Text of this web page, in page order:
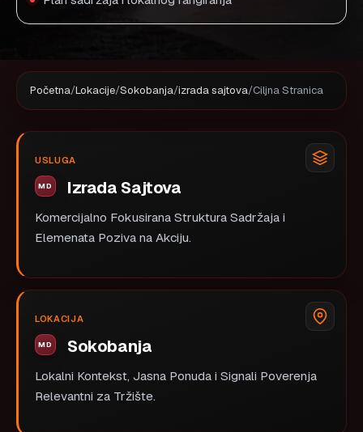
Početna/Lokacije/Sokobanja/izrada sajtova/Ciljna Stranica
USLUGA
Izrada Sajtova
Komercijalno Fokusirana Struktura Sadržaja i
Elemenata Poziva na Akciju.
LOKACIJA
Sokobanja
Lokalni Kontekst, Jasna Ponuda i Signali Poverenja
Relevantni za Tržište.